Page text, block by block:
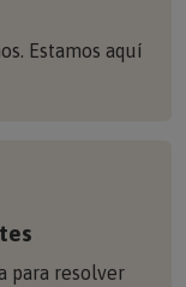
Estamos aquí
para resolver